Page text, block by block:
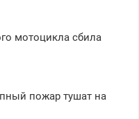
мотоцикла сбила
пожар тушат на